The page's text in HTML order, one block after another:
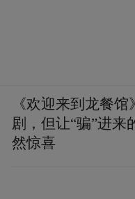
《欢迎来到龙餐馆
剧，但让“骗”进来
然惊喜